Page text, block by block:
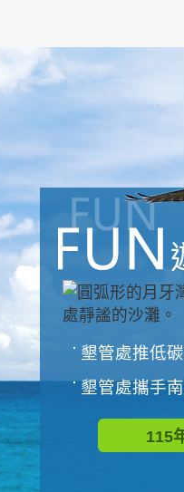
墾管處推低碳水上活動
墾管處攜手南瀛天文館
115